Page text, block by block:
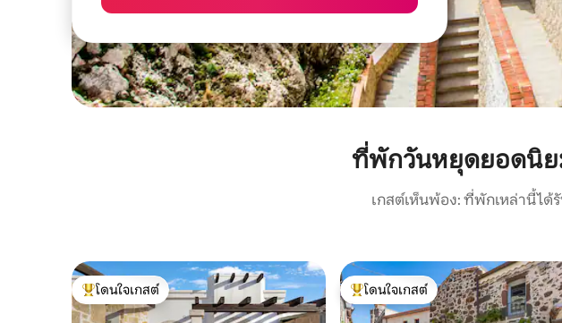
ที่พักวันหยุดยอดนิย
เกสต์เห็นพ้อง: ที่พักเหล่านี้ได้
โดนใจเกสต์ที่สุด
โดนใจเกสต์
โดนใจเกสต์ที่สุด
โดนใจเกสต์